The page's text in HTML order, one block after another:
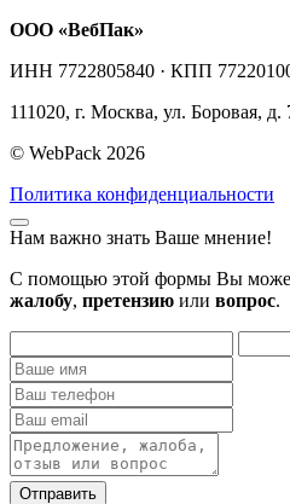
ООО «ВебПак»
ИНН 7722805840 · КПП
111020, г. Москва, ул. Боровая, д.
© WebPack 2026
Политика конфиденциальности
Нам важно знать Ваше мнение!
С помощью этой формы Вы
жалобу, претензию или вопрос.
Отправить